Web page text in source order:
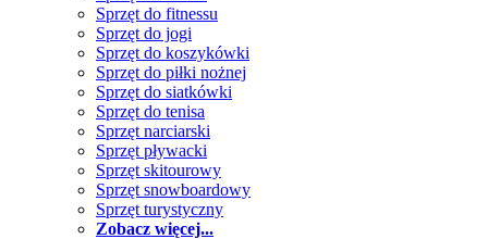
Sprzęt do fitnessu
Sprzęt do jogi
Sprzęt do koszykówki
Sprzęt do piłki nożnej
Sprzęt do siatkówki
Sprzęt do tenisa
Sprzęt narciarski
Sprzęt pływacki
Sprzęt skitourowy
Sprzęt snowboardowy
Sprzęt turystyczny
Zobacz więcej...